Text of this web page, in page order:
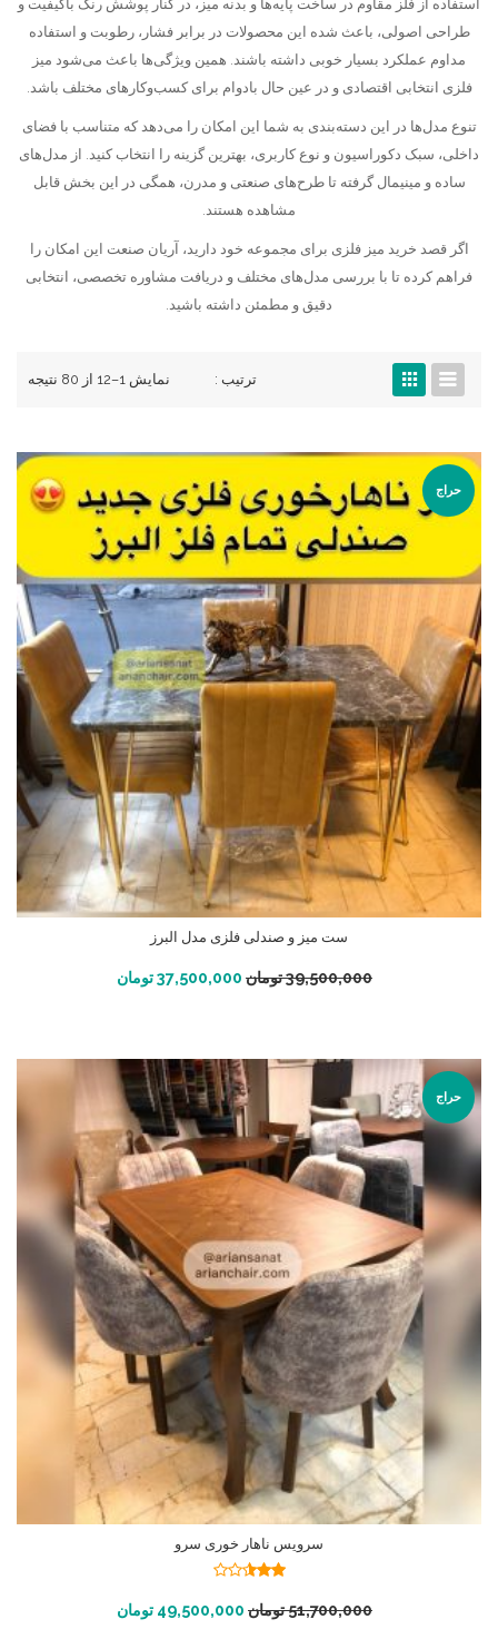
استفاده از فلز مقاوم در ساخت پایه‌ها و بدنه میز، در کنار پوشش رنگ باکیفیت و
طراحی اصولی، باعث شده این محصولات در برابر فشار، رطوبت و استفاده
مداوم عملکرد بسیار خوبی داشته باشند. همین ویژگی‌ها باعث می‌شود میز
فلزی انتخابی اقتصادی و در عین حال بادوام برای کسب‌وکارهای مختلف باشد.
تنوع مدل‌ها در این دسته‌بندی به شما این امکان را می‌دهد که متناسب با فضای
داخلی، سبک دکوراسیون و نوع کاربری، بهترین گزینه را انتخاب کنید. از مدل‌های
ساده و مینیمال گرفته تا طرح‌های صنعتی و مدرن، همگی در این بخش قابل
مشاهده هستند.
اگر قصد خرید میز فلزی برای مجموعه خود دارید، آریان صنعت این امکان را
فراهم کرده تا با بررسی مدل‌های مختلف و دریافت مشاوره تخصصی، انتخابی
دقیق و مطمئن داشته باشید.
نمایش 1–12 از 80 نتیجه ترتیب :
حراج
ست میز و صندلی فلزی مدل البرز
39,500,000تومان 37,500,000تومان افزودن به سبد خرید
حراج
سرویس ناهار خوری سرو
از 5
51,700,000تومان 49,500,000 تومان افزودن به سبد خرید